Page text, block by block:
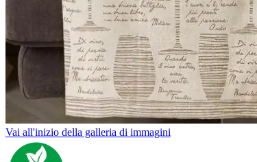
Vai all'inizio della galleria di immagini